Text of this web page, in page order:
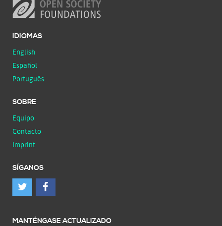
IDIOMAS
English
Español
Português
SOBRE
Equipo
Contacto
Imprint
SÍGANOS
MANTÉNGASE ACTUALIZADO